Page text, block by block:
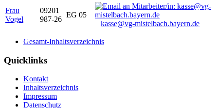
Frau
Vogel
09201
987-26
EG 05
kasse@vg-mistelbach.bayern.de
Gesamt-Inhaltsverzeichnis
Quicklinks
Kontakt
Inhaltsverzeichnis
Impressum
Datenschutz